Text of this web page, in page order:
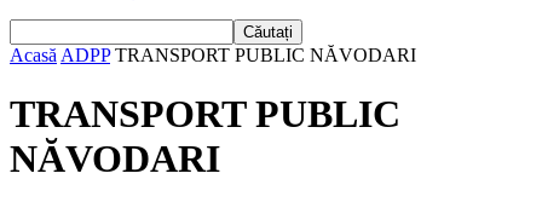
Acasă ADPP TRANSPORT PUBLIC NĂVODARI
TRANSPORT PUBLIC
NĂVODARI